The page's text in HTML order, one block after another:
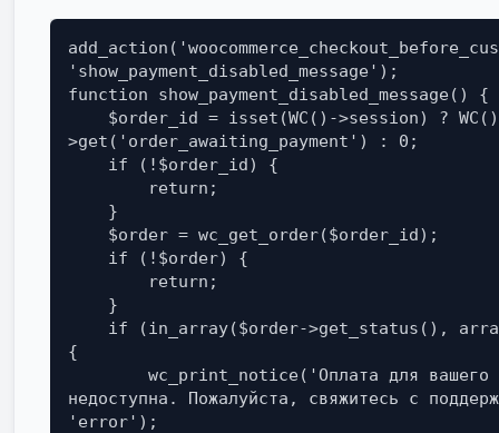
'show_payment_disabled_message');
function show_payment_disabled_message() {
>get('order_awaiting_payment') : 0;
{
недоступна. Пожалуйста, свяжитесь с
'error');